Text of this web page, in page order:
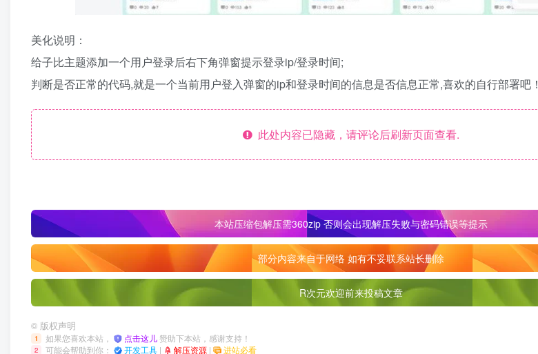
美化说明：
给子比主题添加一个用户登录后右下角弹窗提示登录ip/登录时间;
判断是否正常的代码,就是一个当前用户登入弹窗的ip和登录时间的信息是否信息正常,喜欢的自行部署吧！
此处内容已隐藏，请评论后刷新页面查看.
本站压缩包解压需360zip 否则会出现解压失败与密码错误等提示
部分内容来自于网络 如有不妥联系站长删除
R次元欢迎前来投稿文章
© 版权声明
1 如果您喜欢本站， 点击这儿赞助下本站，感谢支持！
2 可能会帮助到你： 开发工具 | 解压资源 | 进站必看